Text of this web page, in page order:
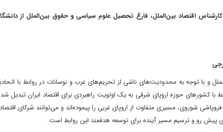
اقتصاد بین‌الملل، فارغ تحصیل علوم سیاسی و حقوق بین‌الملل از
و با توجه به محدودیت‌های ناشی از تحریم‌های غرب و نوسانات در روابط با
با کشورهای حوزه اروپای شرقی به یک اولویت راهبردی برای اقتصاد ایران تبدیل
شوروی، مسیری متفاوت از اروپای غربی را پیموده‌اند و می‌توانند شرکای
پیش رو و ترسیم مسیر آینده برای توسعه هدفمند این روابط است.